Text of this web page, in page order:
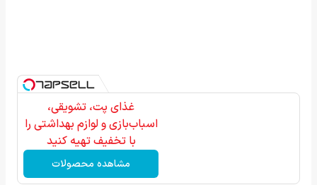
غذای پت، تشویقی،
اسباب‌بازی و لوازم بهداشتی را
با تخفیف تهیه کنید
مشاهده محصولات